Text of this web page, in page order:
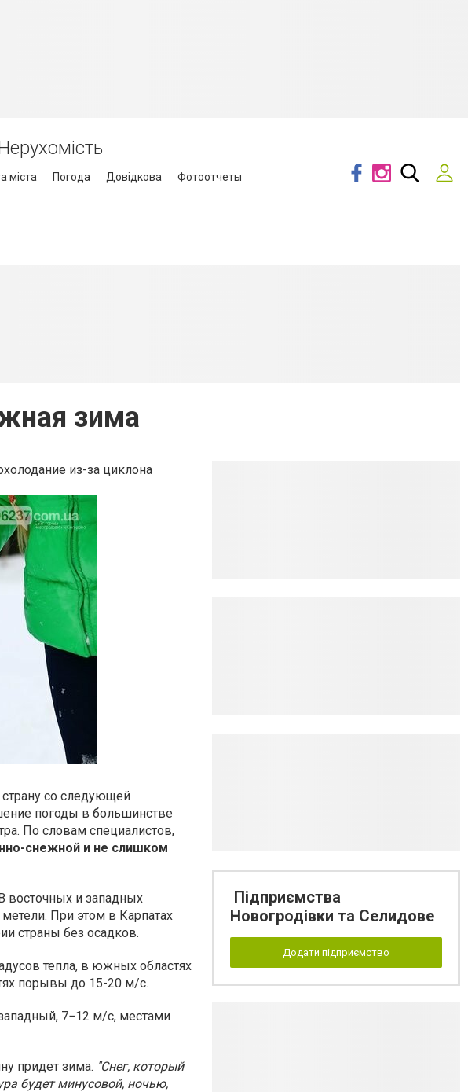
міста Погода Довідкова
Фотоотчеты
зима
из-за циклона
со следующей
погоды в большинстве
По словам специалистов,
снежной и не слишком
восточных и западных
При этом в Карпатах
страны без осадков.
тепла, в южных областях
порывы до 15-20 м/с.
7−12 м/с, местами
придет зима. "Снег, который
будет минусовой, ночью,
Підприємства
Новогродівки та Селидове
Додати підприємство